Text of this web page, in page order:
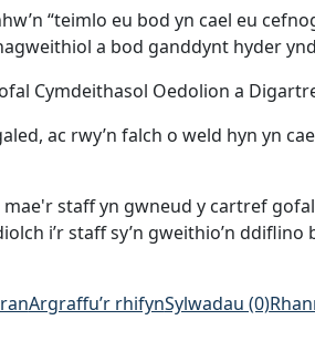
“teimlo eu bod yn cael eu
a bod ganddynt hyder
Cymdeithasol Oedolion a
ac rwy’n falch o weld hyn yn
staff yn gwneud y cartref
i’r staff sy’n gweithio’n
Argraffu’r rhifynSylwadau (0)